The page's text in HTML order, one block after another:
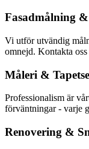
Fasadmålning
Vi utför utvändig
omnejd. Kontakta
Måleri &
Professionalism är
förväntningar - varje
Renovering &